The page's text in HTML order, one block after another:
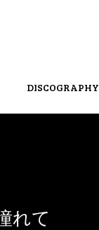
DISCOGRAPHY
れて